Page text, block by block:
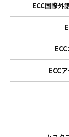
ECC国際外
ECC